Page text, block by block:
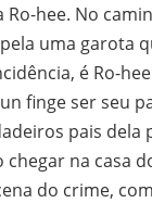
hee. No
uma garota
é Ro-
finge ser seu
pais dela
na casa
do crime,